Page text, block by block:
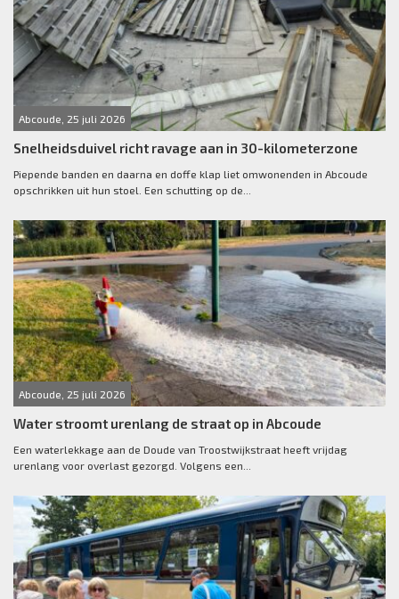
Abcoude, 25 juli 2026
Snelheidsduivel richt ravage aan in 30-kilometerzone
Piepende banden en daarna en doffe klap liet omwonenden in Abcoude
opschrikken uit hun stoel. Een schutting op de...
Abcoude, 25 juli 2026
Water stroomt urenlang de straat op in Abcoude
Een waterlekkage aan de Doude van Troostwijkstraat heeft vrijdag
urenlang voor overlast gezorgd. Volgens een...